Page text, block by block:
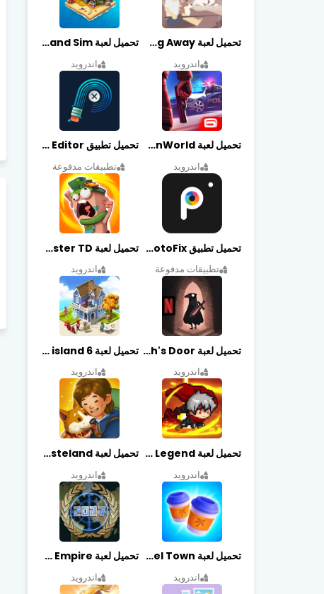
تحميل لعبة Casting Away مهكرة أخر إصدار
اندرويد
تحميل لعبة Fantasy Island Sim مهكرة أخر إصدار
اندرويد
تحميل لعبة Gangstar New Orleans OpenWorld مهكرة أخر إصدار
اندرويد
تحميل تطبيق Retouch Remove Objects Editor مهكرة اخر إصدار
تطبيقات مدفوعة
تحميل تطبيق PhotoFix مهكر آخر إصدار
تطبيقات مدفوعة
تحميل لعبة Candy Disaster TD مهكرة اخر إصدار
اندرويد
تحميل لعبة Death's Door مهكرة أخر إصدار
اندرويد
تحميل لعبة city island 6 مهكرة أخر إصدار
اندرويد
تحميل لعبة Slayer Legend مهكرة أخر إصدار
اندرويد
تحميل لعبة Merge Survival : Wasteland مهكرة أخر إصدار
اندرويد
تحميل لعبة Travel Town مهكرة أخر إصدار
اندرويد
تحميل لعبة World Empire مهكرة أخر إصدار
اندرويد